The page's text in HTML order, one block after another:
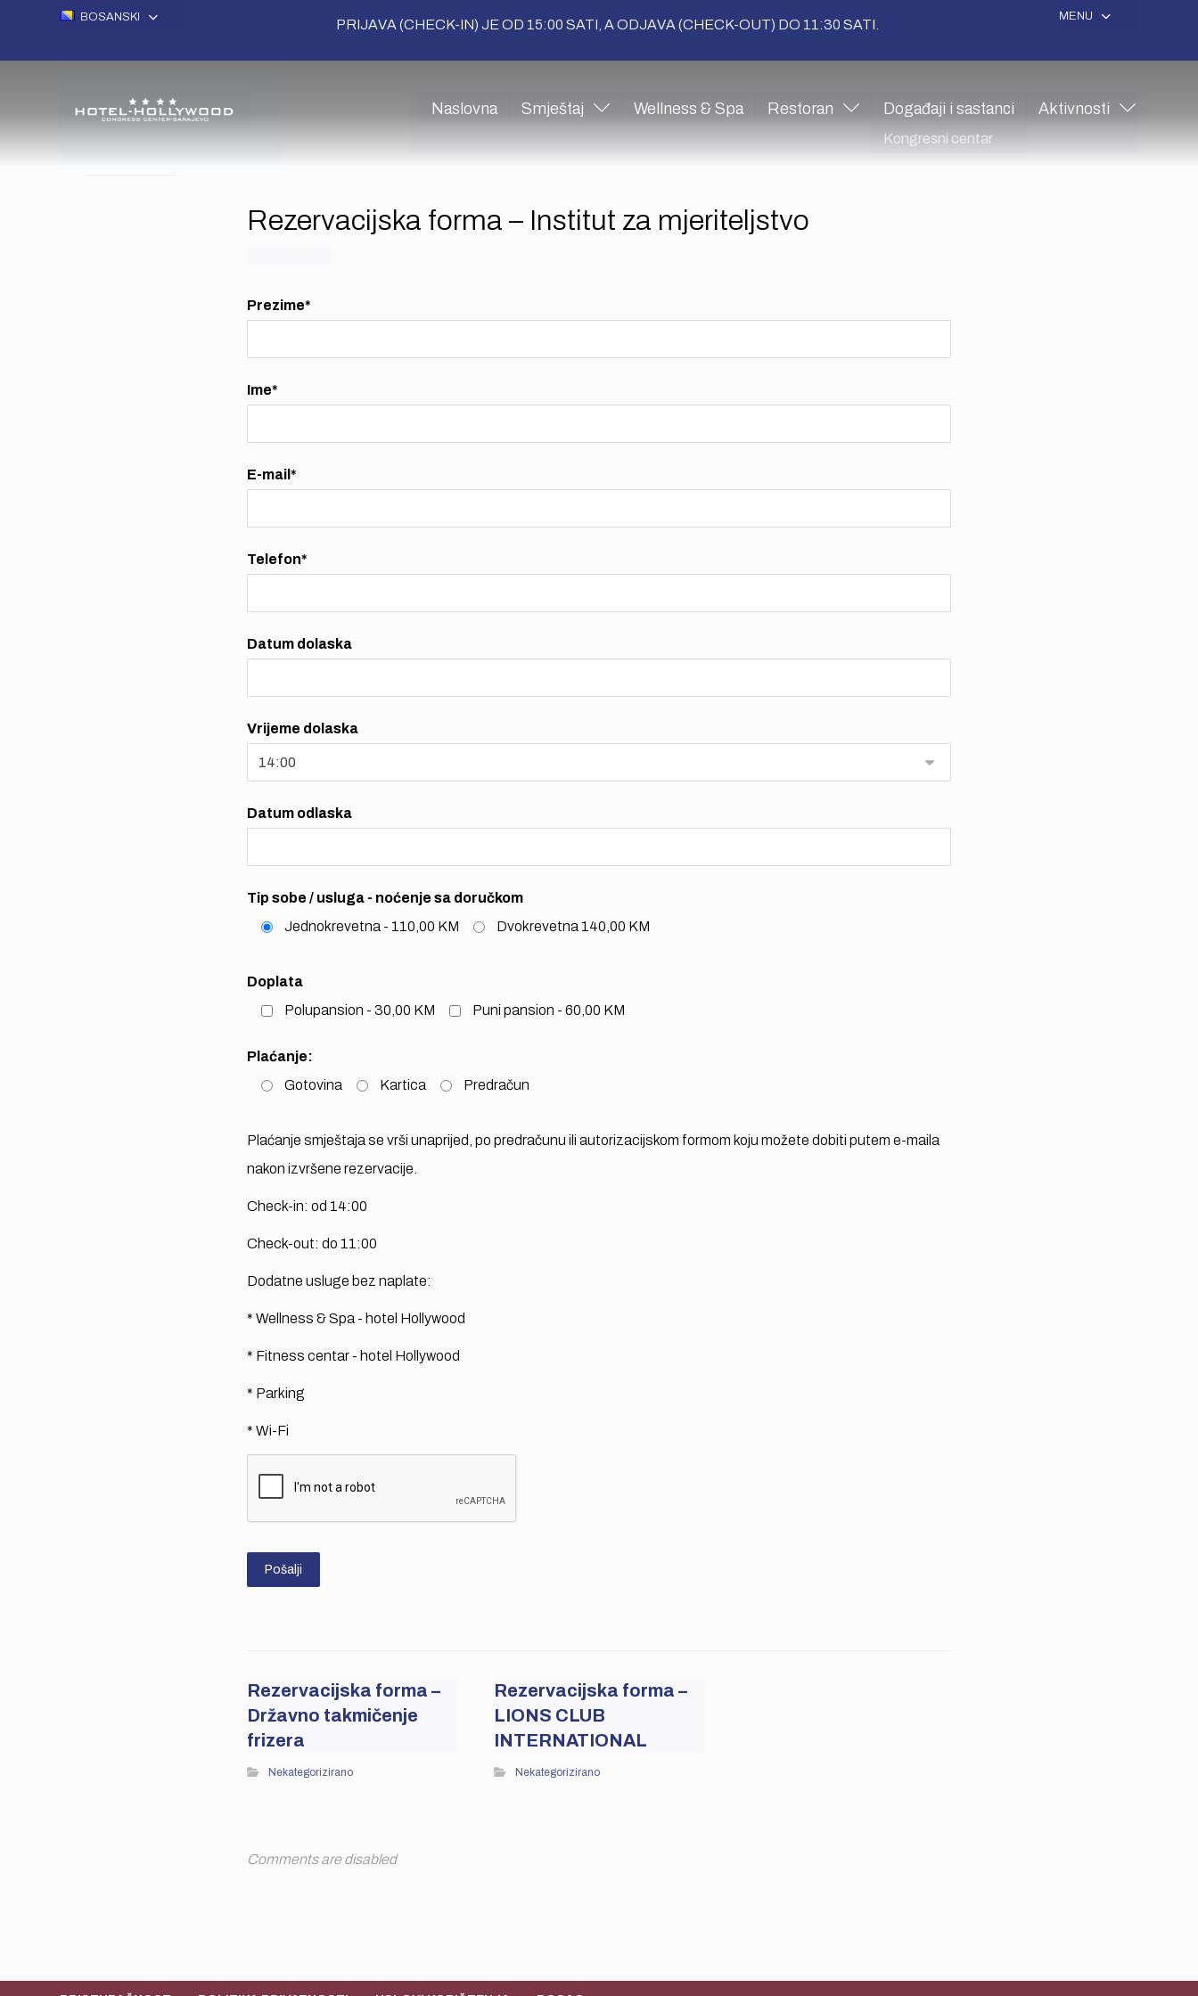
BOSANSKI PRIJAVA (CHECK-IN) JE OD 15:00 SATI, A ODJAVA (CHECK-OUT) DO 11:30 SATI.
MENU
Naslovna Smještaj Wellness & Spa Restoran Događaji i sastanci
Kongresni centar
Aktivnosti
Rezervacijska forma – Institut za mjeriteljstvo
Prezime*
Ime*
E-mail*
Telefon*
Datum dolaska
Vrijeme dolaska
Datum odlaska
Tip sobe / usluga - noćenje sa doručkom
Jednokrevetna - 110,00 KM
Dvokrevetna 140,00 KM
Doplata
Polupansion - 30,00 KM
Puni pansion - 60,00 KM
Plaćanje:
Gotovina
Kartica Predračun
Plaćanje smještaja se vrši unaprijed, po predračunu ili autorizacijskom formom koju možete dobiti putem e-maila
nakon izvršene rezervacije.
Check-in: od 14:00
Check-out: do 11:00
Dodatne usluge bez naplate:
* Wellness & Spa - hotel Hollywood
* Fitness centar - hotel Hollywood
* Parking
* Wi-Fi
Pošalji
Rezervacijska forma –
Državno takmičenje
frizera
Nekategorizirano
Rezervacijska forma –
LIONS CLUB
INTERNATIONAL
Nekategorizirano
Comments are disabled